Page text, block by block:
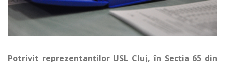
Potrivit reprezentanților USL Cluj, în Secția 65 din